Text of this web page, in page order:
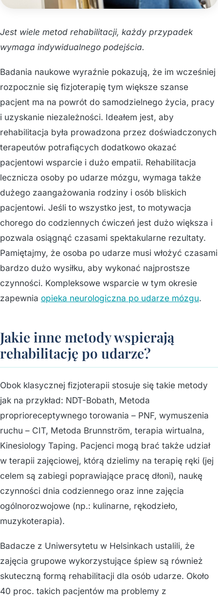
Jest wiele metod rehabilitacji, każdy przypadek
wymaga indywidualnego podejścia.
Badania naukowe wyraźnie pokazują, że im wcześniej
rozpocznie się fizjoterapię tym większe szanse
pacjent ma na powrót do samodzielnego życia, pracy
i uzyskanie niezależności. Ideałem jest, aby
rehabilitacja była prowadzona przez doświadczonych
terapeutów potrafiących dodatkowo okazać
pacjentowi wsparcie i dużo empatii. Rehabilitacja
lecznicza osoby po udarze mózgu, wymaga także
dużego zaangażowania rodziny i osób bliskich
pacjentowi. Jeśli to wszystko jest, to motywacja
chorego do codziennych ćwiczeń jest dużo większa i
pozwala osiągnąć czasami spektakularne rezultaty.
Pamiętajmy, że osoba po udarze musi włożyć czasami
bardzo dużo wysiłku, aby wykonać najprostsze
czynności. Kompleksowe wsparcie w tym okresie
zapewnia opieka neurologiczna po udarze mózgu.
Jakie inne metody wspierają
rehabilitację po udarze?
Obok klasycznej fizjoterapii stosuje się takie metody
jak na przykład: NDT-Bobath, Metoda
proprioreceptywnego torowania – PNF, wymuszenia
ruchu – CIT, Metoda Brunnström, terapia wirtualna,
Kinesiology Taping. Pacjenci mogą brać także udział
w terapii zajęciowej, którą dzielimy na terapię ręki (jej
celem są zabiegi poprawiające pracę dłoni), naukę
czynności dnia codziennego oraz inne zajęcia
ogólnorozwojowe (np.: kulinarne, rękodzieło,
muzykoterapia).
Badacze z Uniwersytetu w Helsinkach ustalili, że
zajęcia grupowe wykorzystujące śpiew są również
skuteczną formą rehabilitacji dla osób udarze. Około
40 proc. takich pacjentów ma problemy z